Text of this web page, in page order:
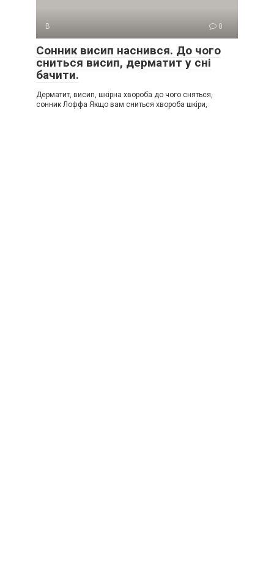
В 0
Сонник висип наснився. До чого
сниться висип, дерматит у сні
бачити.
Дерматит, висип, шкірна хвороба до чого сняться,
сонник Лоффа Якщо вам сниться хвороба шкіри,